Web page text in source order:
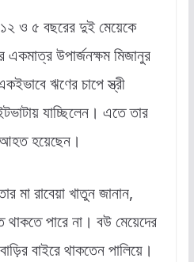
১২ ও ৫ বছরের দুই মেয়েকে
একমাত্র উপার্জনক্ষম মিজানুর
ঋণের চাপে স্ত্রী
যাচ্ছিলেন। এতে তার
আহত হয়েছেন।
মা রাবেয়া খাতুন জানান,
থাকতে পারে না। বউ মেয়েদের
বাইরে থাকতেন পালিয়ে।